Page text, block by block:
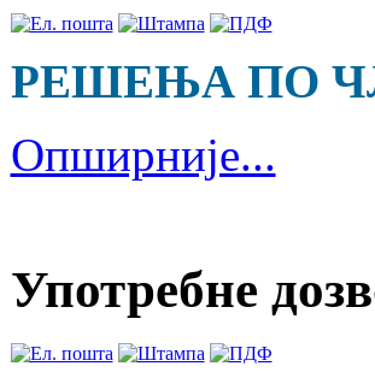
РЕШЕЊА ПО
Опширније...
Употребне